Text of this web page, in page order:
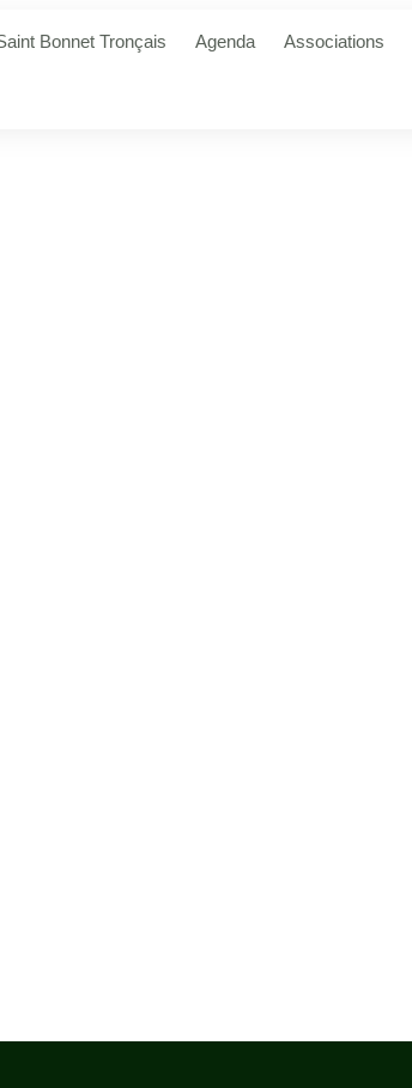
Bonnet Tronçais Agenda Associations